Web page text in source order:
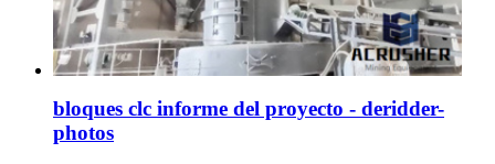
bloques clc informe del proyecto - deridder-
photos